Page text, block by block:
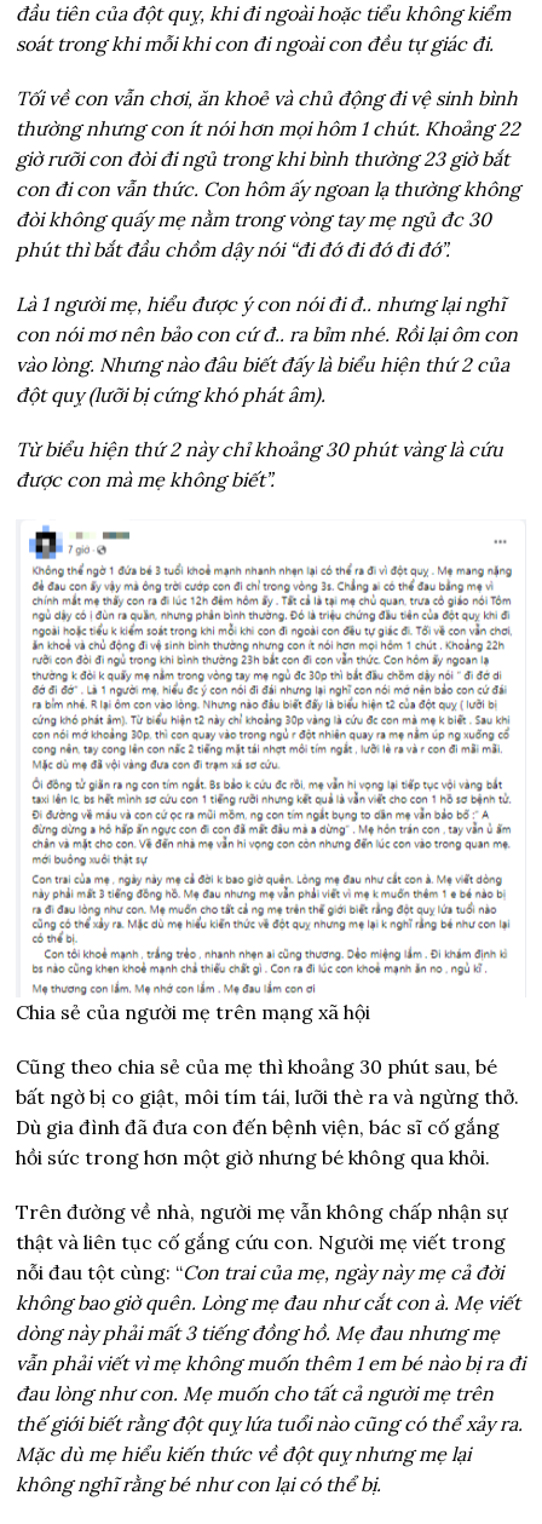
đầu tiên của đột quỵ, khi đi ngoài hoặc tiểu không kiểm
soát trong khi mỗi khi con đi ngoài con đều tự giác đi.
Tối về con vẫn chơi, ăn khoẻ và chủ động đi vệ sinh bình
thường nhưng con ít nói hơn mọi hôm 1 chút. Khoảng 22
giờ rưỡi con đòi đi ngủ trong khi bình thường 23 giờ bắt
con đi con vẫn thức. Con hôm ấy ngoan lạ thường không
đòi không quấy mẹ nằm trong vòng tay mẹ ngủ đc 30
phút thì bắt đầu chồm dậy nói “đi đớ đi đớ đi đớ”.
Là 1 người mẹ, hiểu được ý con nói đi đ.. nhưng lại nghĩ
con nói mơ nên bảo con cứ đ.. ra bỉm nhé. Rồi lại ôm con
vào lòng. Nhưng nào đâu biết đấy là biểu hiện thứ 2 của
đột quỵ (lưỡi bị cứng khó phát âm).
Từ biểu hiện thứ 2 này chỉ khoảng 30 phút vàng là cứu
được con mà mẹ không biết”.
Chia sẻ của người mẹ trên mạng xã hội
Cũng theo chia sẻ của mẹ thì khoảng 30 phút sau, bé
bất ngờ bị co giật, môi tím tái, lưỡi thè ra và ngừng thở.
Dù gia đình đã đưa con đến bệnh viện, bác sĩ cố gắng
hồi sức trong hơn một giờ nhưng bé không qua khỏi.
Trên đường về nhà, người mẹ vẫn không chấp nhận sự
thật và liên tục cố gắng cứu con. Người mẹ viết trong
nỗi đau tột cùng: “Con trai của mẹ, ngày này mẹ cả đời
không bao giờ quên. Lòng mẹ đau như cắt con à. Mẹ viết
dòng này phải mất 3 tiếng đồng hồ. Mẹ đau nhưng mẹ
vẫn phải viết vì mẹ không muốn thêm 1 em bé nào bị ra đi
đau lòng như con. Mẹ muốn cho tất cả người mẹ trên
thế giới biết rằng đột quỵ lứa tuổi nào cũng có thể xảy ra.
Mặc dù mẹ hiểu kiến thức về đột quỵ nhưng mẹ lại
không nghĩ rằng bé như con lại có thể bị.